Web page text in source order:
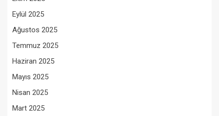
Eylül 2025
Ağustos 2025
Temmuz 2025
Haziran 2025
Mayıs 2025
Nisan 2025
Mart 2025